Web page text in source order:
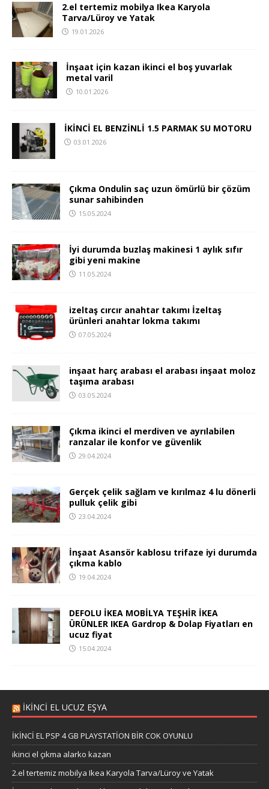
2.el tertemiz mobilya Ikea Karyola
Tarva/Lüroy ve Yatak
19.01.2026
İnşaat için kazan ikinci el boş yuvarlak
metal varil
10.01.2026
İKİNCİ EL BENZİNLİ 1.5 PARMAK SU MOTORU
03.01.2026
Çıkma Ondulin saç uzun ömürlü bir çözüm
sunar sahibinden
15.05.2024
İyi durumda buzlaş makinesi 1 aylık sıfır
gibi yeni makine
11.05.2024
izeltaş cırcır anahtar takımı İzeltaş
ürünleri anahtar lokma takımı
07.05.2024
inşaat harç arabası el arabası inşaat moloz
taşıma arabası
03.05.2024
Çıkma ikinci el merdiven ve ayrılabilen
ranzalar ile konfor ve güvenlik
29.04.2024
Gerçek çelik sağlam ve kırılmaz 4 lu dönerli
pulluk çelik gibi
23.04.2024
İnşaat Asansör kablosu trifaze iyi durumda
çıkma kablo
19.04.2024
DEFOLU İKEA MOBİLYA TEŞHİR İKEA
ÜRÜNLER IKEA Gardrop & Dolap Fiyatları en
ucuz fiyat
15.04.2024
İKİNCİ EL UCUZ EŞYA
İKİNCİ EL PSP 4 GB PLAYSTATİON BİR COK OYUNLU
ikinci el çıkma alarko kazan
2.el tertemiz mobilya Ikea Karyola Tarva/Lüroy ve Yatak